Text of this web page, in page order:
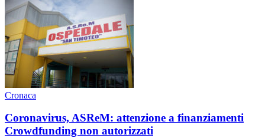
Cronaca
Coronavirus, ASReM: attenzione a finanziamenti
Crowdfunding non autorizzati